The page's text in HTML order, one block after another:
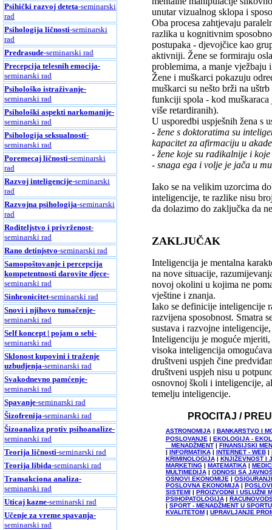
Psihički razvoj deteta-seminarski
rad
Psihologija ličnosti-seminarski
rad
Predrasude-seminarski rad
Precepcija telesnih emocija-
seminarski rad
Psihološko istraživanje-
seminarski rad
Psihološki aspekti narkomanije-
seminarski rad
Psihologija seksualnosti-
seminarski rad
Poremecaj ličnosti-seminarski
rad
Razvoj inteligencije-seminarski
rad
Razvojna psihologija-seminarski
rad
Roditeljstvo i privrženost-
seminarski rad
Rano detinjstvo-seminarski rad
Samopoštovanje i percepcija
kompetentnosti darovite djece-
seminarski rad
Sinhronicitet-seminarski rad
Snovi i njihovo tumačenje-
seminarski rad
Self koncept | pojam o sebi-
seminarski rad
Sklonost kupovini i traženje
uzbudjenja-seminarski rad
Svakodnevno pamćenje-
seminarski rad
Spavanje-seminarski rad
Šizofrenija-seminarski rad
Šizoanaliza protiv psihoanalize-
seminarski rad
Teorija ličnosti-seminarski rad
Teorija libida-seminarski rad
Transakciona analiza-
seminarski rad
Uticaj kazne-seminarski rad
Učenje za vreme spavanja-
seminarski rad
unutar vizualnog sklopa i
Oba procesa zahtjevaju
razlika u kognitivnim
postupaka - djevojčice kao
aktivniji. Žene se formiraju
problemima, a manje vježbaju
Žene i muškarci pokazuju
muškarci su nešto brži na
funkciji spola - kod
više retardiranih).
U usporedbi uspješnih žena s
- žene s doktoratima su
kapacitet za afirmaciju u
- žene koje su radikalnije i
- snaga ega i volje je jača u
Iako se na velikim uzorcima
inteligencije, te razlike nisu
da dolazimo do zaključka da
ZAKLJUČAK
Inteligencija je mentalna
na nove situacije,
novoj okolini u kojima ne
vještine i znanja.
Iako se definicije inteligencije
razvijena sposobnost. Smatra
sustava i razvojne
Inteligenciju je moguće
visoka inteligencija
društveni uspjeh čine
društveni uspjeh nisu u
osnovnoj školi i inteligencije,
temelju inteligencije.
PROCITAJ /
ASTRONOMIJA | BANKARSTVO I
POSLOVANJE | EKOLOGIJA -
MENADŽMENT | FINANSIJSKI
| INFORMATIKA| INTERNET - WEB|
KRIMINOLOGIJA| KNJIŽEVNOST I
MARKETING| MATEMATIKA|
MULTIMEDIJA| ODNOSI SA
OSNOVI EKONOMIJE |
POSLOVNA EKONOMIJA|
SISTEMI| PROIZVODNI I USLUŽNI
PSIHOPATOLOGIJA|
| SPORT - MENADŽMENT U SPORTU
KVALITETOM| UPRAVLJANJE